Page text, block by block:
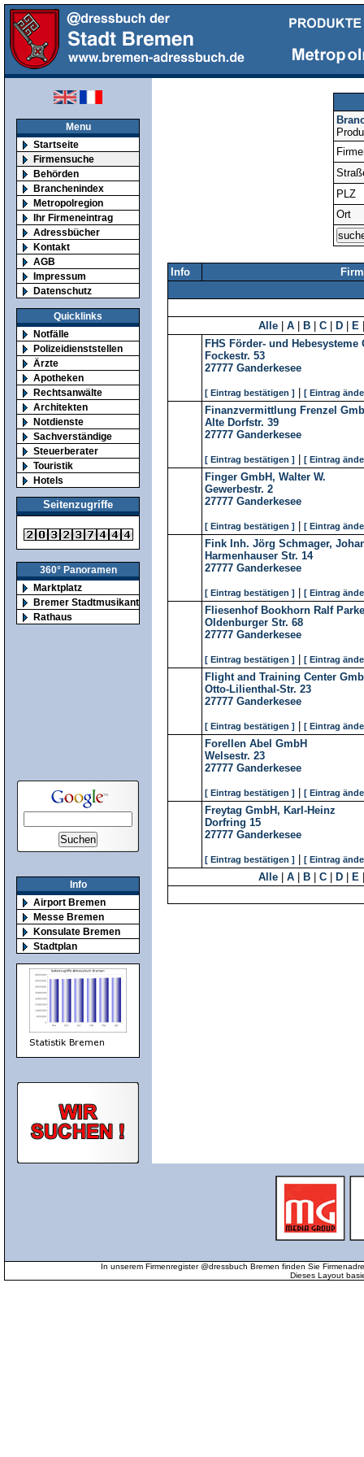
Menu
Startseite
Firmensuche
Behörden
Branchenindex
Metropolregion
Ihr Firmeneintrag
Adressbücher
Kontakt
AGB
Impressum
Datenschutz
Quicklinks
Notfälle
Polizeidienststellen
Ärzte
Apotheken
Rechtsanwälte
Architekten
Notdienste
Sachverständige
Steuerberater
Touristik
Hotels
Seitenzugriffe
360° Panoramen
Marktplatz
Bremer Stadtmusikanten
Rathaus
Info
Airport Bremen
Messe Bremen
Konsulate Bremen
Stadtplan
PLZ
Ort
Info
Alle A B C D E
FHS Förder- und Hebesysteme
Fockestr. 53
27777 Ganderkesee
[ Eintrag bestätigen ] [ Eintrag
Finanzvermittlung Frenzel
Alte Dorfstr. 39
27777 Ganderkesee
[ Eintrag bestätigen ] [ Eintrag
Finger GmbH, Walter W.
Gewerbestr. 2
27777 Ganderkesee
[ Eintrag bestätigen ] [ Eintrag
Fink Inh. Jörg Schmager,
Harmenhauser Str. 14
27777 Ganderkesee
[ Eintrag bestätigen ] [ Eintrag
Fliesenhof Bookhorn Ralf
Oldenburger Str. 68
27777 Ganderkesee
[ Eintrag bestätigen ] [ Eintrag
Flight and Training Center
Otto-Lilienthal-Str. 23
27777 Ganderkesee
[ Eintrag bestätigen ] [ Eintrag
Forellen Abel GmbH
Welsestr. 23
27777 Ganderkesee
[ Eintrag bestätigen ] [ Eintrag
Freytag GmbH, Karl-Heinz
Dorfring 15
27777 Ganderkesee
[ Eintrag bestätigen ] [ Eintrag
Alle A B C D E
In unserem Firmenregister @dressbuch Bremen finden Sie
Dieses Layout